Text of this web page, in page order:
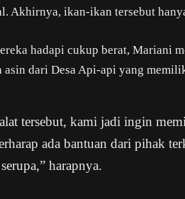
Akhirnya, ikan-ikan tersebut
hadapi cukup berat, Mariani
dari Desa Api-api yang
tersebut, kami jadi ingin
ada bantuan dari pihak
harapnya.